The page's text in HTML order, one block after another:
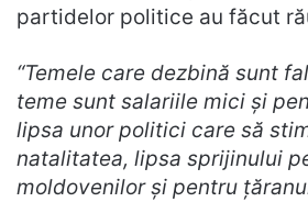
partidelor politice au făcut
“Temele care dezbină sunt
teme sunt salariile mici și
lipsa unor politici care să
natalitatea, lipsa sprijinului
moldovenilor și pentru